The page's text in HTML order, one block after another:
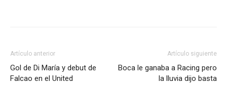
Artículo anterior
Gol de Di María y debut de
Falcao en el United
Artículo siguiente
Boca le ganaba a Racing pero
la lluvia dijo basta